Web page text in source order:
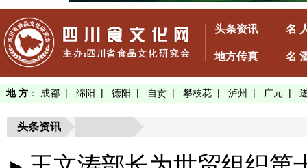
头条资讯 名
地方传真 名
地 方 ： 成都 | 绵阳 | 德阳 | 自贡 | 攀枝花 | 泸州 | 广元 |
头条资讯